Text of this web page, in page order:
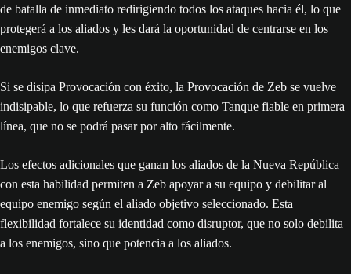
de batalla de inmediato redirigiendo todos los ataques hacia él, lo que
protegerá a los aliados y les dará la oportunidad de centrarse en los
enemigos clave.
Si se disipa Provocación con éxito, la Provocación de Zeb se vuelve
indisipable, lo que refuerza su función como Tanque fiable en primera
línea, que no se podrá pasar por alto fácilmente.
Los efectos adicionales que ganan los aliados de la Nueva República
con esta habilidad permiten a Zeb apoyar a su equipo y debilitar al
equipo enemigo según el aliado objetivo seleccionado. Esta
flexibilidad fortalece su identidad como disruptor, que no solo debilita
a los enemigos, sino que potencia a los aliados.